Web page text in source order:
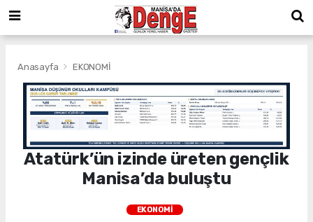
Anasayfa EKONOMİ
Atatürk’ün izinde üreten gençlik
Manisa’da buluştu
EKONOMİ